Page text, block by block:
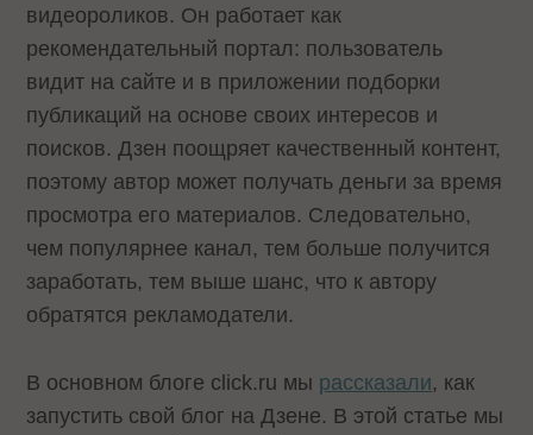
видеороликов. Он работает как
рекомендательный портал: пользователь
видит на сайте и в приложении подборки
публикаций на основе своих интересов и
поисков. Дзен поощряет качественный контент,
поэтому автор может получать деньги за время
просмотра его материалов. Следовательно,
чем популярнее канал, тем больше получится
заработать, тем выше шанс, что к автору
обратятся рекламодатели.
В основном блоге click.ru мы рассказали, как
запустить свой блог на Дзене. В этой статье мы